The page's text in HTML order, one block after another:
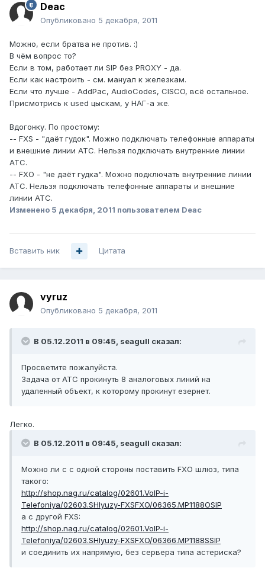
Deac
Опубликовано 5 декабря, 2011
Можно, если братва не против. :)
В чём вопрос то?
Если в том, работает ли SIP без PROXY - да.
Если как настроить - см. мануал к железкам.
Если что лучше - AddPac, AudioCodes, CISCO, всё остальное.
Присмотрись к used цыскам, у НАГ-а же.
Вдогонку. По простому:
-- FXS - "даёт гудок". Можно подключать телефонные аппараты
и внешние линии АТС. Нельзя подключать внутренние линии
АТС.
-- FXO - "не даёт гудка". Можно подключать внутренние линии
АТС. Нельзя подключать телефонные аппараты и внешние
линии АТС.
Изменено 5 декабря, 2011 пользователем Deac
Вставить ник Цитата
vyruz
Опубликовано 5 декабря, 2011
В 05.12.2011 в 09:45, seagull сказал:
Просветите пожалуйста.
Задача от АТС прокинуть 8 аналоговых линий на
удаленный объект, к которому прокинут езернет.
Легко.
В 05.12.2011 в 09:45, seagull сказал:
Можно ли c с одной стороны поставить FXO шлюз, типа
такого:
http://shop.nag.ru/catalog/02601.VoIP-i-
Telefoniya/02603.SHlyuzy-FXSFXO/06365.MP1188OSIP
а с другой FXS:
http://shop.nag.ru/catalog/02601.VoIP-i-
Telefoniya/02603.SHlyuzy-FXSFXO/06366.MP1188SSIP
и соединить их напрямую, без сервера типа астериска?